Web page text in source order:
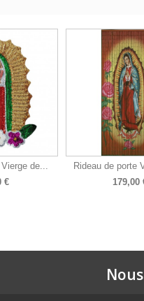
de...
€
Rideau de porte
179,00